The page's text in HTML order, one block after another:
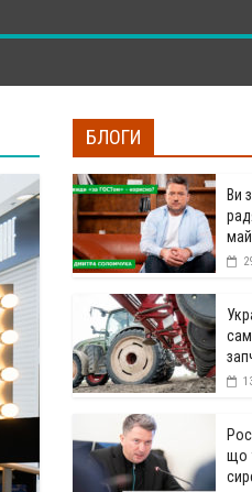
БЛОГИ
Ви
що